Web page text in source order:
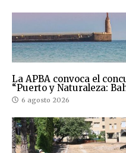
La APBA convoca el
“Puerto y Naturaleza:
6 agosto 2026